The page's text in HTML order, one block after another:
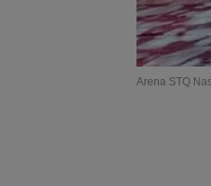
Arena STQ